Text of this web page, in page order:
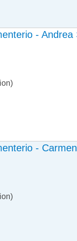
- Andrea
-